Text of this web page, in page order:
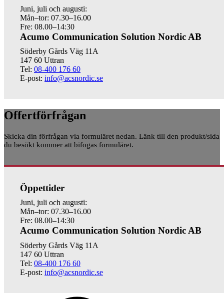
Juni, juli och augusti:
Mån–tor: 07.30–16.00
Fre: 08.00–14:30
Acumo Communication Solution Nordic AB
Söderby Gårds Väg 11A
147 60 Uttran
Tel: 08-400 176 60
E-post: info@acsnordic.se
Offertförfrågan
Skicka din förfrågan via formuläret nedan. Länk till den produkt/sida
du besökt kommer att bifogas formuläret.
Öppettider
Juni, juli och augusti:
Mån–tor: 07.30–16.00
Fre: 08.00–14:30
Acumo Communication Solution Nordic AB
Söderby Gårds Väg 11A
147 60 Uttran
Tel: 08-400 176 60
E-post: info@acsnordic.se